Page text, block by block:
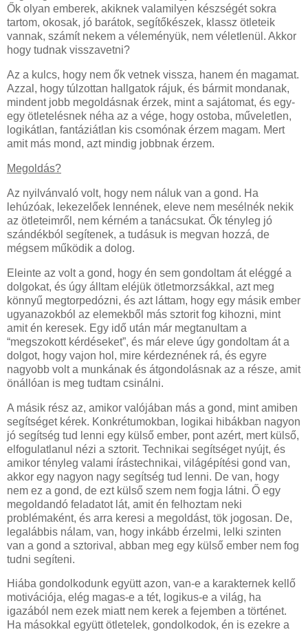
Ők olyan emberek, akiknek valamilyen készségét sokra
tartom, okosak, jó barátok, segítőkészek, klassz ötleteik
vannak, számít nekem a véleményük, nem véletlenül. Akkor
hogy tudnak visszavetni?
Az a kulcs, hogy nem ők vetnek vissza, hanem én magamat.
Azzal, hogy túlzottan hallgatok rájuk, és bármit mondanak,
mindent jobb megoldásnak érzek, mint a sajátomat, és egy-
egy ötletelésnek néha az a vége, hogy ostoba, műveletlen,
logikátlan, fantáziátlan kis csomónak érzem magam. Mert
amit más mond, azt mindig jobbnak érzem.
Megoldás?
Az nyilvánvaló volt, hogy nem náluk van a gond. Ha
lehúzóak, lekezelőek lennének, eleve nem mesélnék nekik
az ötleteimről, nem kérném a tanácsukat. Ők tényleg jó
szándékból segítenek, a tudásuk is megvan hozzá, de
mégsem működik a dolog.
Eleinte az volt a gond, hogy én sem gondoltam át eléggé a
dolgokat, és úgy álltam eléjük ötletmorzsákkal, azt meg
könnyű megtorpedózni, és azt láttam, hogy egy másik ember
ugyanazokból az elemekből más sztorit fog kihozni, mint
amit én keresek. Egy idő után már megtanultam a
“megszokott kérdéseket”, és már eleve úgy gondoltam át a
dolgot, hogy vajon hol, mire kérdeznének rá, és egyre
nagyobb volt a munkának és átgondolásnak az a része, amit
önállóan is meg tudtam csinálni.
A másik rész az, amikor valójában más a gond, mint amiben
segítséget kérek. Konkrétumokban, logikai hibákban nagyon
jó segítség tud lenni egy külső ember, pont azért, mert külső,
elfogulatlanul nézi a sztorit. Technikai segítséget nyújt, és
amikor tényleg valami írástechnikai, világépítési gond van,
akkor egy nagyon nagy segítség tud lenni. De van, hogy
nem ez a gond, de ezt külső szem nem fogja látni. Ő egy
megoldandó feladatot lát, amit én felhoztam neki
problémaként, és arra keresi a megoldást, tök jogosan. De,
legalábbis nálam, van, hogy inkább érzelmi, lelki szinten
van a gond a sztorival, abban meg egy külső ember nem fog
tudni segíteni.
Hiába gondolkodunk együtt azon, van-e a karakternek kellő
motivációja, elég magas-e a tét, logikus-e a világ, ha
igazából nem ezek miatt nem kerek a fejemben a történet.
Ha másokkal együtt ötletelek, gondolkodok, én is ezekre a